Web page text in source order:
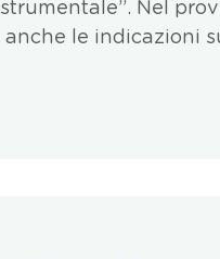
Nel
le indicazioni